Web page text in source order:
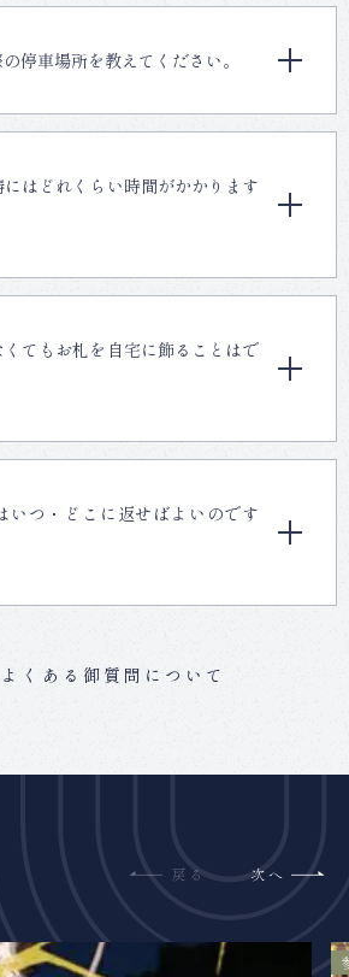
停車場所を教えてください。
はどれくらい時間がかかります
てもお札を自宅に飾ることはで
いつ・どこに返せばよいのです
よくある御質問について